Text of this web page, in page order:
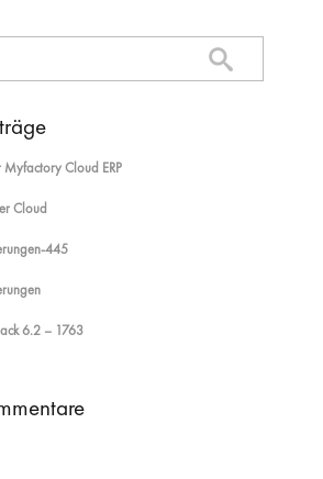
Myfactory Cloud ERP
Cloud
445
6.2 – 1763